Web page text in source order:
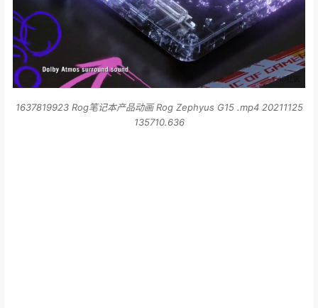
1637819923 Rog笔记本产品动画 Rog Zephyus G15 .mp4 20211125
135710.636